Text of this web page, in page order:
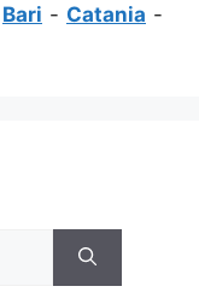
Bari - Catania -